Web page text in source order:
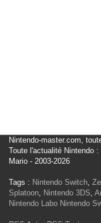
Nintendo-master.com,
Toute l'actualité Nintendo
Mario - 2003-2026
Tags : Nintendo Switch,
Splatoon, Nintendo 3DS,
Nintendo Labo Nintendo